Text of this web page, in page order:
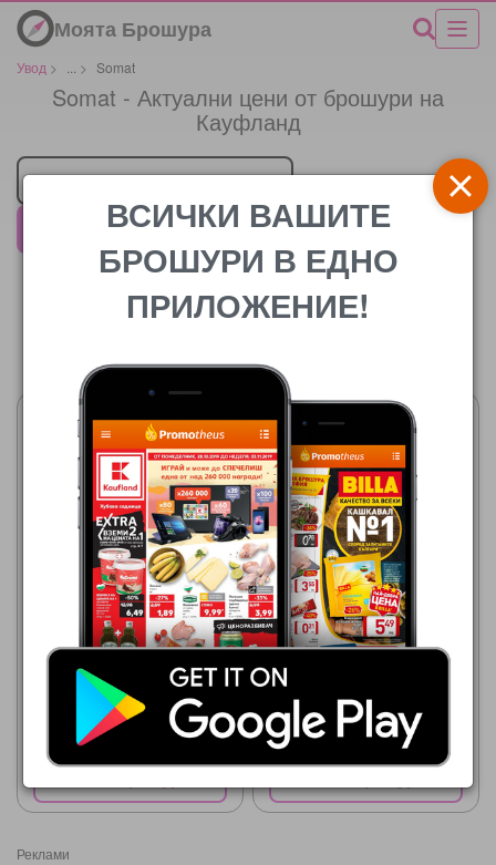
Моята Брошура
Увод > > Somat
Somat - Актуални цени от брошури на
Кауфланд
Търговец
Кауфланд
Кауфланд
10.08.2026 - 16.08.2026
14,29 €
SOMAT Таблетки за
съдомиялна MEGA
Кауфланд
03.08.2026 - 09.08.2026
15,29 €
SOMAT GIGA
Реклами
ВСИЧКИ ВАШИТЕ
БРОШУРИ В ЕДНО
ПРИЛОЖЕНИЕ!